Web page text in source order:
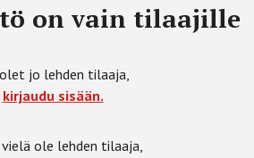
on vain tilaajille
jo lehden tilaaja,
kirjaudu sisään.
ole lehden tilaaja,